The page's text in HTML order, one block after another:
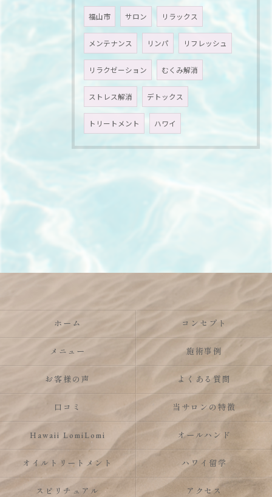
福山市 サロン リラックス
メンテナンス リンパ リフレッシュ
リラクゼーション むくみ解消
ストレス解消 デトックス
トリートメント ハワイ
ホーム コンセプト
メニュー 施術事例
お客様の声 よくある質問
口コミ 当サロンの特徴
Hawaii LomiLomi オールハンド
オイルトリートメント ハワイ留学
スピリチュアル アクセス